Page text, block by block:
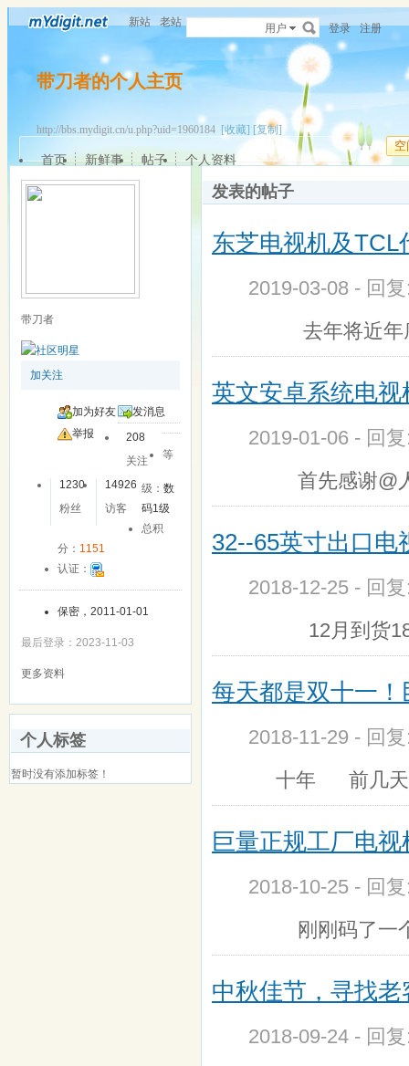
新站 老站 用户 登录 注册
带刀者的个人主页
http://bbs.mydigit.cn/u.php?uid=1960184 [收藏] [复制]
空
首页 新鲜事 帖子 个人资料
带刀者
加关注
加为好友
发消息
举报
208
关注
1230
粉丝
14926
访客
等
级：数
码1级
总积
分： 1151
认证：
保密，2011-01-01
最后登录：2023-11-03
更多资料
个人标签
暂时没有添加标签！
发表的帖子
东芝电视机及TCL
2019-03-08 - 回
去年将近年底
英文安卓系统电
2019-01-06 - 回
首先感谢@
32--65英寸出口
2018-12-25 - 回
12月到货18年
每天都是双十一
2018-11-29 - 回
十年 前几天，
巨量正规工厂电
2018-10-25 - 回
刚刚码了一个
中秋佳节，寻找
2018-09-24 - 回